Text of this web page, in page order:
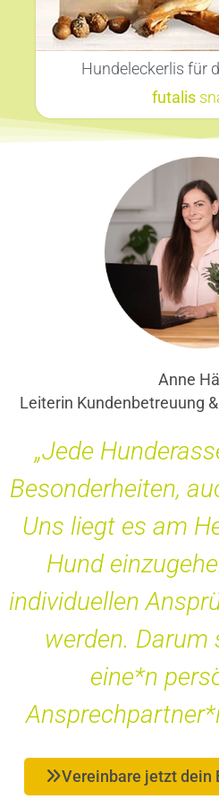
Hundeleckerlis für
futalis
Anne
Leiterin Kundenbetreuung
„Jede
Besonderheiten,
Uns liegt es am
Hund
individuellen
werden. Darum
eine*n
Vereinbare jetzt dein